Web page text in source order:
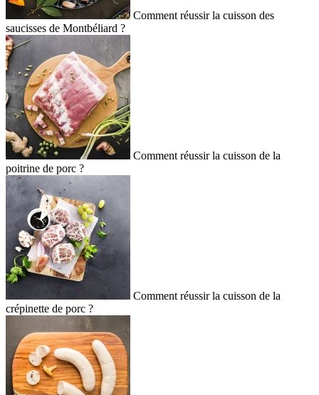
Comment réussir la cuisson des
saucisses de Montbéliard ?
Comment réussir la cuisson de la
poitrine de porc ?
Comment réussir la cuisson de la
crépinette de porc ?